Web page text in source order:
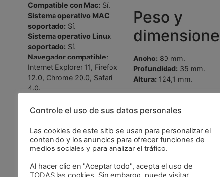
Compatible con Mac: Sí.
Sistema operativo MAC
soportado: Sí.
Sistema operativo Linux
soportado: Sí.
Navegador compatible:
Internet Explorer 11, Firefox
12.0, Chrome 20.0, Safari
4.0.
Antena
Cantidad de antenas:2.
Tipo de antena: Externo.
Potencia de transmisión
(CE):2.4 GHz =20dBm, 5
Peso y
Ancho: 89 mm.
Profundidad: 35 mm.
Altura: 124,1 mm.
Contenido
del
Guía de configuración
Controle el uso de sus datos personales
Las cookies de este sitio se usan para personalizar el
contenido y los anuncios para ofrecer funciones de
medios sociales y para analizar el tráfico.
Al hacer clic en "Aceptar todo", acepta el uso de
TODAS las cookies. Sin embargo, puede visitar